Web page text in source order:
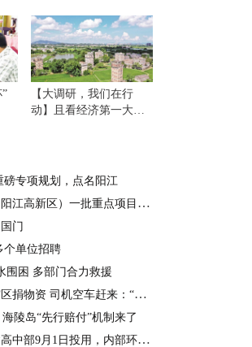
【大调研，我们在行
动】且看经济第一大省
磅专项规划，点名阳江
高新区）一批重点项目集中投产
门
个单位招聘
围困 多部门合力救援
资 司机空车赶来：“免费拉！”
陵岛“先行赔付”机制来了
部9月1日投用，内部环境曝光